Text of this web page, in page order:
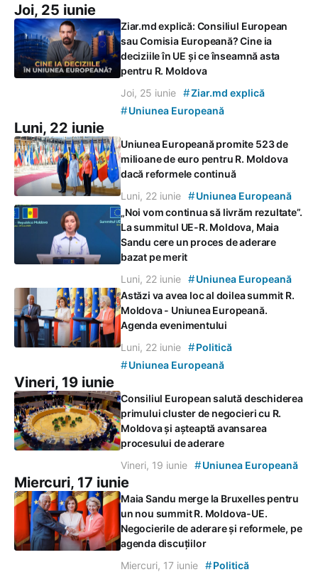
Joi, 25 iunie
Ziar.md explică: Consiliul European
sau Comisia Europeană? Cine ia
deciziile în UE și ce înseamnă asta
pentru R. Moldova
Joi, 25 iunie #Ziar.md explică
#Uniunea Europeană
Luni, 22 iunie
Uniunea Europeană promite 523 de
milioane de euro pentru R. Moldova
dacă reformele continuă
Luni, 22 iunie #Uniunea Europeană
„Noi vom continua să livrăm rezultate”.
La summitul UE-R. Moldova, Maia
Sandu cere un proces de aderare
bazat pe merit
Luni, 22 iunie #Uniunea Europeană
Astăzi va avea loc al doilea summit R.
Moldova - Uniunea Europeană.
Agenda evenimentului
Luni, 22 iunie #Politică
#Uniunea Europeană
Vineri, 19 iunie
Consiliul European salută deschiderea
primului cluster de negocieri cu R.
Moldova și așteaptă avansarea
procesului de aderare
Vineri, 19 iunie #Uniunea Europeană
Miercuri, 17 iunie
Maia Sandu merge la Bruxelles pentru
un nou summit R. Moldova-UE.
Negocierile de aderare și reformele, pe
agenda discuțiilor
Miercuri, 17 iunie #Politică